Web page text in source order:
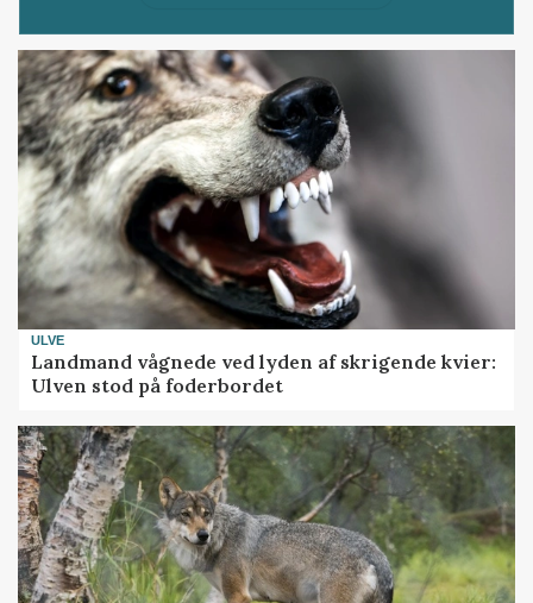
ULVE
Landmand vågnede ved lyden af skrigende kvier:
Ulven stod på foderbordet